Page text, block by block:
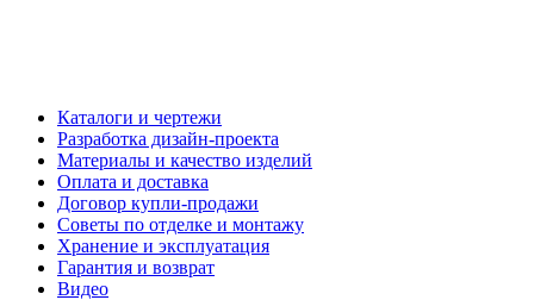
Каталоги и чертежи
Разработка дизайн-проекта
Материалы и качество изделий
Оплата и доставка
Договор купли-продажи
Советы по отделке и монтажу
Хранение и эксплуатация
Гарантия и возврат
Видео